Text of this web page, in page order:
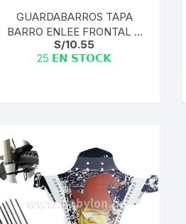
GUARDABARROS TAPA
BARRO ENLEE FRONTAL +
6 CINTAS GUARDABARROS
— MODEL Black Grid
S/10.55
25 𝗘𝗡 𝗦𝗧𝗢𝗖𝗞